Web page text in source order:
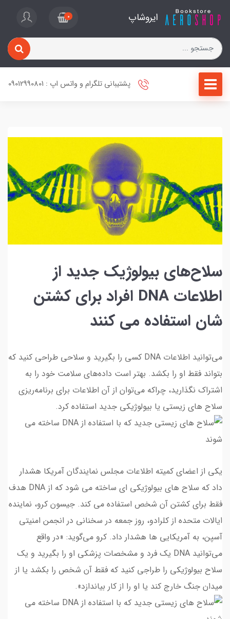
ایروشاپ 0
پشتیبانی تلگرام و واتس اپ : 09012990801
سلاح‌های بیولوژیک جدید از
اطلاعات DNA افراد برای کشتن
شان استفاده می کنند
می‌توانید اطلاعات DNA کسی را بگیرید و سلاحی طراحی کنید که
بتواند فقط او را بکشد. بهتر است داده‌های سلامت خود را به
اشتراک نگذارید، چراکه می‌توان از آن اطلاعات برای برنامه‌ریزی
سلاح‌ های زیستی یا بیولوژیکی جدید استفاده کرد.
یکی از اعضای کمیته اطلاعات مجلس نمایندگان آمریکا هشدار
داد که سلاح های بیولوژیکی ای ساخته می شود که از DNA هدف
فقط برای کشتن آن شخص استفاده می کند. جیسون کرو، نماینده
ایالات متحده از کلرادو، روز جمعه در سخنانی در انجمن امنیتی
آسپن، به آمریکایی ها هشدار داد. کرو می‌گوید: «در واقع
می‌توانید DNA یک فرد و مشخصات پزشکی او را بگیرید و یک
سلاح بیولوژیکی را طراجی کنید که فقط آن شخص را بکشد یا از
میدان جنگ خارج کند یا او را از کار بیاندازد».